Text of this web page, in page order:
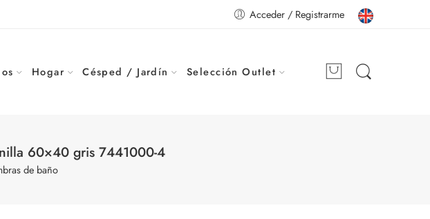
Acceder / Registrarme
Hogar Césped / Jardín Selección Outlet
60×40 gris 7441000-4
de baño